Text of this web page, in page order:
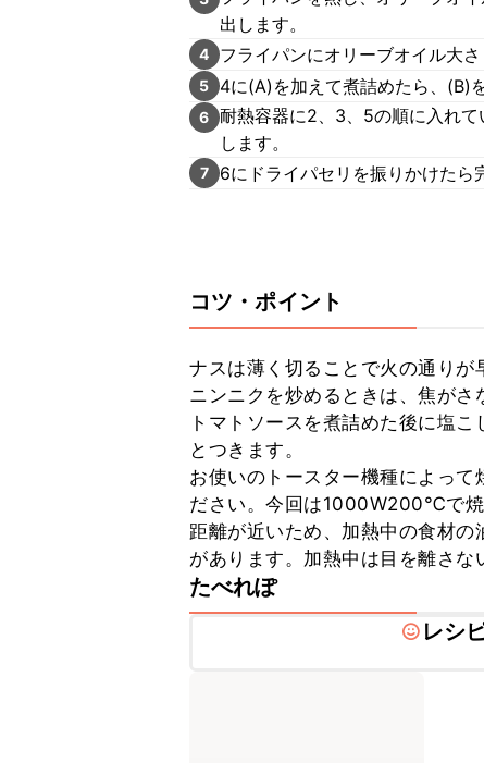
出します。
4 フライパンにオリーブオイル大
5 4に(A)を加えて煮詰めたら、(B)
6 耐熱容器に2、3、5の順に入れ
します。
7 6にドライパセリを振りかけたら
コツ・ポイント
ナスは薄く切ることで火の通りが
ニンニクを炒めるときは、焦がさ
トマトソースを煮詰めた後に塩
とつきます。
お使いのトースター機種によって
ださい。今回は1000W200℃で焼
距離が近いため、加熱中の食材
があります。加熱中は目を離さな
たべれぽ
レシ